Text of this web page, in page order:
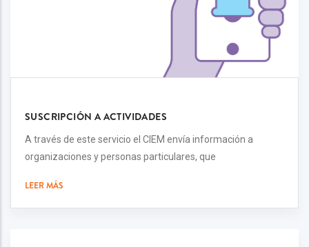
SUSCRIPCIÓN A ACTIVIDADES
A través de este servicio el CIEM envía información a
organizaciones y personas particulares, que
LEER MÁS